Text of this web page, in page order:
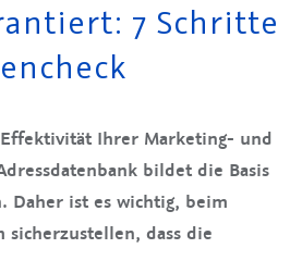
7 Schritte
Ihrer Marketing- und
bildet die Basis
Daher ist es wichtig, beim
dass die